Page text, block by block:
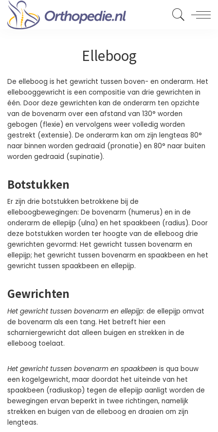
Elleboog
De elleboog is het gewricht tussen boven- en onderarm. Het
ellebooggewricht is een compositie van drie gewrichten in
één. Door deze gewrichten kan de onderarm ten opzichte
van de bovenarm over een afstand van 130° worden
gebogen (flexie) en vervolgens weer volledig worden
gestrekt (extensie). De onderarm kan om zijn lengteas 80°
naar binnen worden gedraaid (pronatie) en 80° naar buiten
worden gedraaid (supinatie).
Botstukken
Er zijn drie botstukken betrokkene bij de
elleboogbewegingen: De bovenarm (humerus) en in de
onderarm de ellepijp (ulna) en het spaakbeen (radius). Door
deze botstukken worden ter hoogte van de elleboog drie
gewrichten gevormd: Het gewricht tussen bovenarm en
ellepijp; het gewricht tussen bovenarm en spaakbeen en het
gewricht tussen spaakbeen en ellepijp.
Gewrichten
Het gewricht tussen bovenarm en ellepijp: de ellepijp omvat
de bovenarm als een tang. Het betreft hier een
scharniergewricht dat alleen buigen en strekken in de
elleboog toelaat.
Het gewricht tussen bovenarm en spaakbeen is qua bouw
een kogelgewricht, maar doordat het uiteinde van het
spaakbeen (radiuskop) tegen de ellepijp aanligt worden de
bewegingen ervan beperkt in twee richtingen, namelijk
strekken en buigen van de elleboog en draaien om zijn
lengteas.